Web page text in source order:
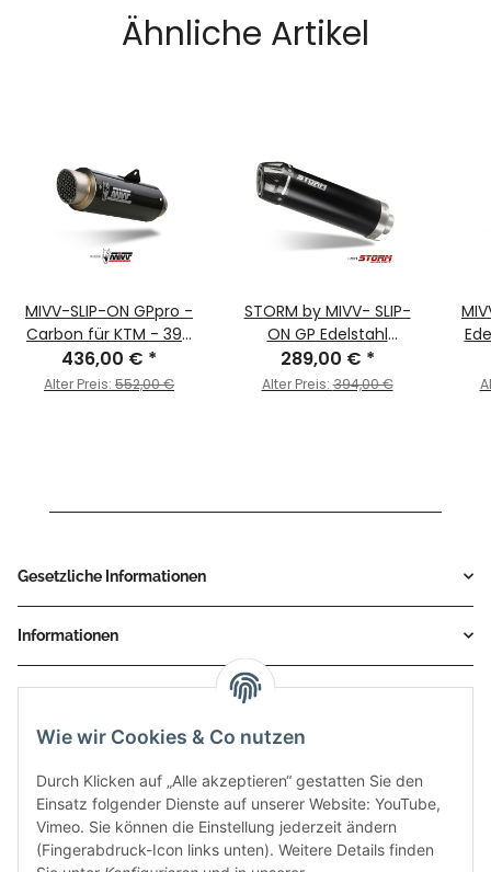
Wie wir Cookies & Co nutzen
Durch Klicken auf „Alle akzeptieren“ gestatten Sie den
Einsatz folgender Dienste auf unserer Website: YouTube,
Vimeo. Sie können die Einstellung jederzeit ändern
(Fingerabdruck-Icon links unten). Weitere Details finden
Ähnliche Artikel
MIVV-SLIP-ON GPpro -
Carbon für KTM - 390
DUKE BJ. 2021 > 2023 -
KT.025.L2P
436,00 € *
Alter Preis: 552,00 €
STORM by MIVV- SLIP-
ON GP Edelstahl
schwarz mit
Carbonendkappe für
289,00 € *
Alter Preis:394,00 €
Gesetzliche Informationen
Informationen